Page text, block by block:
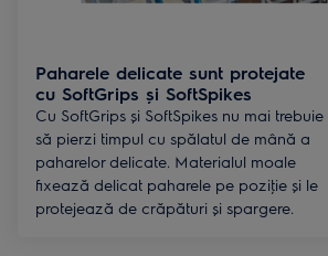
Paharele delicate sunt protejate
cu SoftGrips și SoftSpikes
Cu SoftGrips și SoftSpikes nu mai trebuie
să pierzi timpul cu spălatul de mână a
paharelor delicate. Materialul moale
fixează delicat paharele pe poziţie și le
protejează de crăpături și spargere.